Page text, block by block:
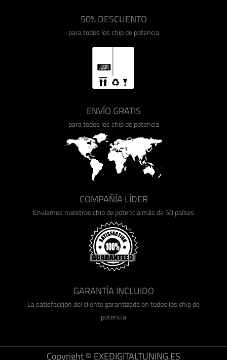
50% DESCUENTO
para todos los chip de potencia
ENVÍO GRATIS
para todos los chip de potencia
COMPAÑÍA LÍDER
Enviamos nuestros chip de potencia más de 50 países
GARANTÍA INCLUIDO
La satisfacción del cliente garantizada en todos los chip de
potencia
Copyright © EXEDIGITALTUNING.ES